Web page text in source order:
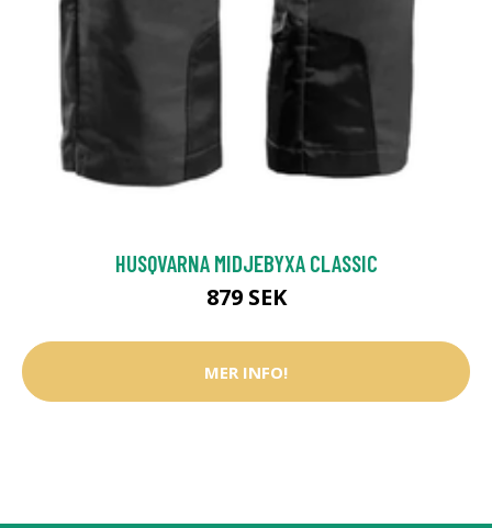
HUSQVARNA MIDJEBYXA CLASSIC
879 SEK
MER INFO!